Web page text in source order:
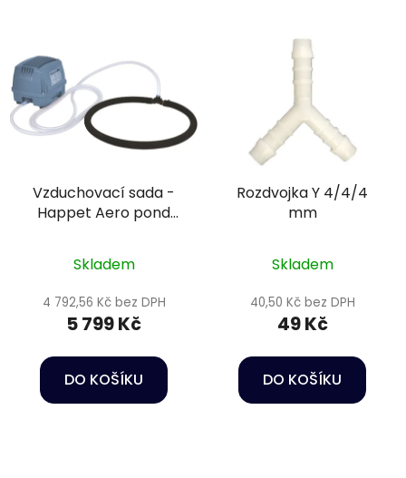
Vzduchovací sada -
Happet Aero pond
Skladem
4 792,56 Kč bez DPH
5 799 Kč
DO KOŠÍKU
Rozdvojka Y 4/4/4
mm
Skladem
40,50 Kč bez DPH
49 Kč
DO KOŠÍKU